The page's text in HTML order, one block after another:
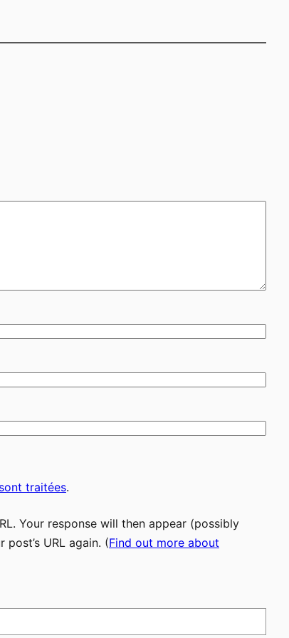
traitées.
Your response will then appear (possibly
URL again. (Find out more about